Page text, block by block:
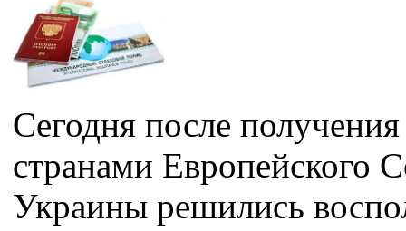
Сегодня после
странами Европейского
Украины решились